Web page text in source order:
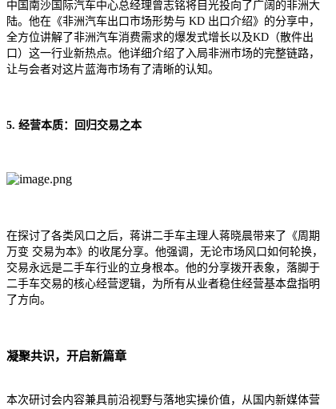
中国南沙国际汽车中心总经理曾志铭将目光投向了广阔的非洲大
陆。他在《非洲汽车出口市场形势与 KD 出口介绍》的分享中，
全方位讲解了非洲汽车消费需求的爆发式增长以及KD（散件出
口）这一行业新热点。他详细介绍了入局非洲市场的完整链路，
让与会者对这片蓝海市场有了清晰的认知。
5. 经营本质：回归交易之本
在探讨了各类风口之后，蒋讲二手车主理人蒋晓晨带来了《周期
万变 交易为本》的收尾分享。他强调，无论市场风口如何轮换，
交易永远是二手车行业的立身根本。他的分享拨开表象，落脚于
二手车交易的核心经营逻辑，为所有从业者稳住经营基本盘指明
了方向。
凝聚共识，开启新篇章
本次研讨会内容兼具前沿视野与落地实操价值，从国内新媒体营